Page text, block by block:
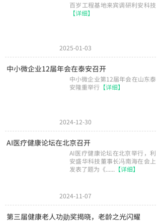
百岁工程基地来宾调研利安科技
【详细】
2025-01-03
中小微企业12届年会在泰安召开
中小微企业第12届年会在山东泰
安隆重举行 【详细】
2024-12-30
AI医疗健康论坛在北京召开
AI医疗健康论坛在北京举行，利
安盛华科技董事长冯南海在会上
发表了题为《...... 【详细】
2024-11-07
第三届健康老人功勋奖揭晓，老龄之光闪耀